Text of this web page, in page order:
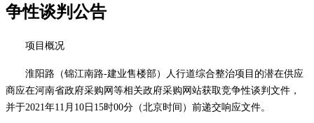
争性谈判公告
项目概况
淮阳路（锦江南路-建业售楼部）人行道综合整治项目的潜在供应
商应在河南省政府采购网等相关政府采购网站获取竞争性谈判文件，
并于2021年11月10日15时00分（北京时间）前递交响应文件。